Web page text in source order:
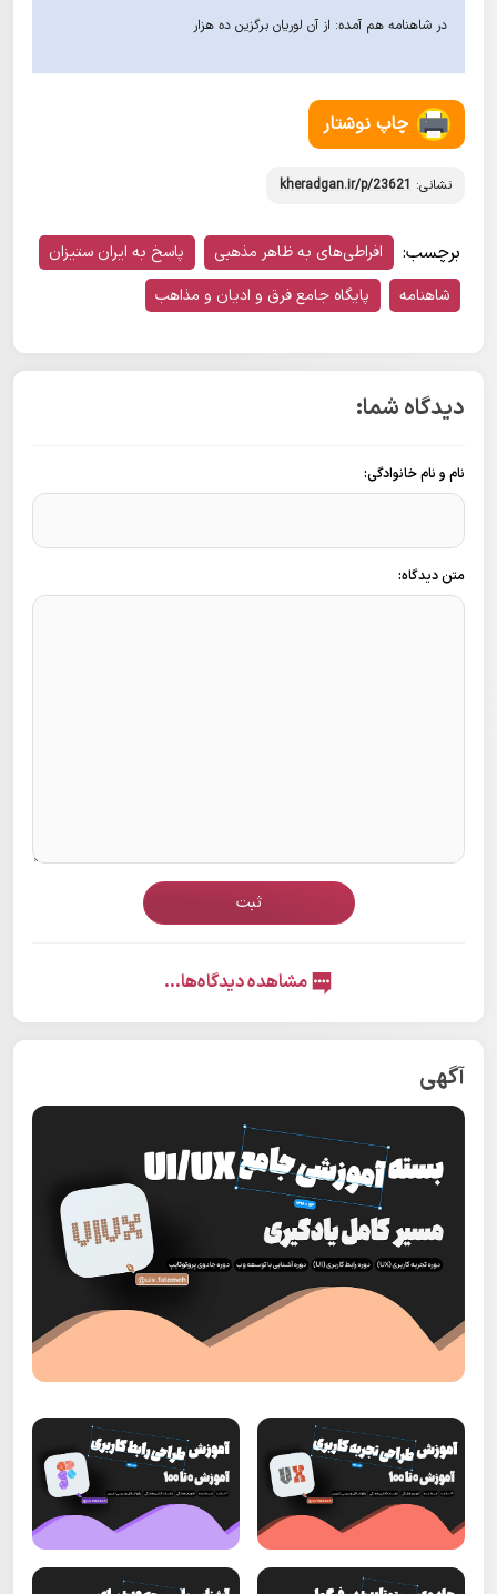
در شاهنامه هم آمده: از آن لوریان برگزین ده هزار
چاپ نوشتار
نشانی: kheradgan.ir/p/23621
برچسب: افراطی‌های به ظاهر مذهبی
پاسخ به ایران ستیزان
شاهنامه
پایگاه جامع فرق و ادیان و مذاهب
دیدگاه شما:
نام و نام خانوادگی:
متن دیدگاه:
ثبت
مشاهده دیدگاه‌ها...
آگهی